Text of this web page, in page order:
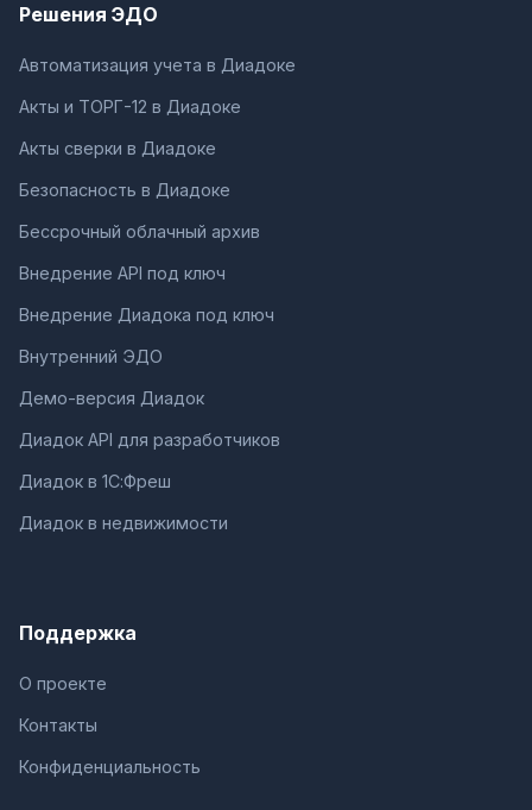
Решения ЭДО
Автоматизация учета в Диадоке
Акты и ТОРГ-12 в Диадоке
Акты сверки в Диадоке
Безопасность в Диадоке
Бессрочный облачный архив
Внедрение API под ключ
Внедрение Диадока под ключ
Внутренний ЭДО
Демо-версия Диадок
Диадок API для разработчиков
Диадок в 1С:Фреш
Диадок в недвижимости
Поддержка
О проекте
Контакты
Конфиденциальность